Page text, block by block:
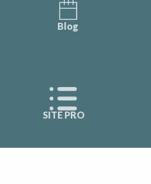
Blog
SITE PRO